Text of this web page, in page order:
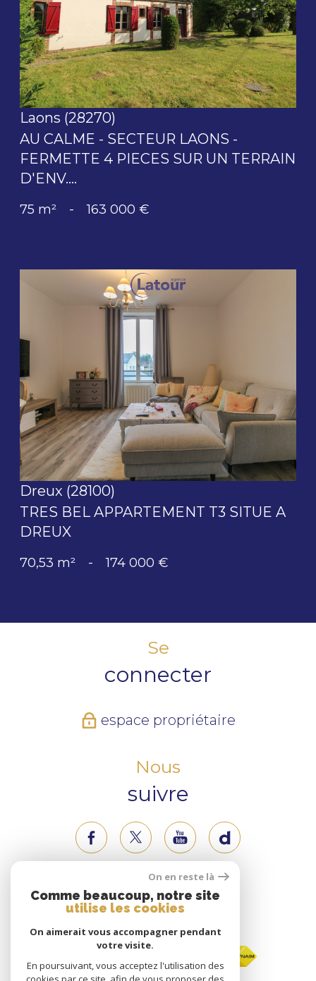
voir le bien
Laons (28270)
AU CALME - SECTEUR LAONS -
FERMETTE 4 PIECES SUR UN TERRAIN
D'ENV....
75 m² - 163 000 €
voir le bien
Dreux (28100)
TRES BEL APPARTEMENT T3 SITUE A
DREUX
70,53 m² - 174 000 €
Se
connecter
espace propriétaire
Nous
suivre
Nous
adhérons
On en reste là
Comme beaucoup, notre site
utilise les cookies
On aimerait vous accompagner pendant
votre visite.
En poursuivant, vous acceptez l'utilisation des